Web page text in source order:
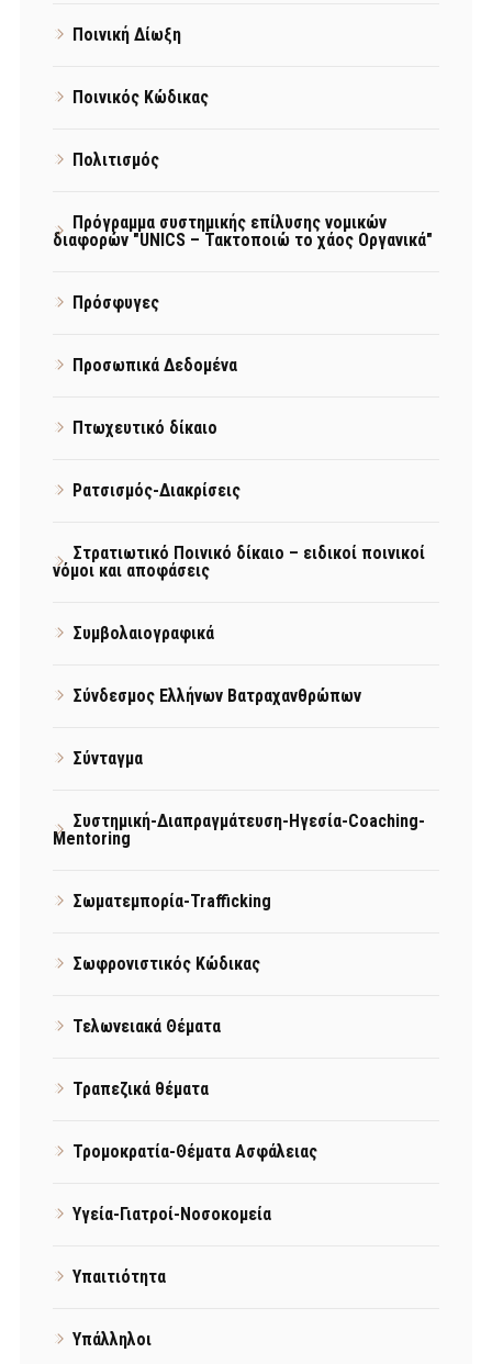
Ποινική Δίωξη
Ποινικός Κώδικας
Πολιτισμός
Πρόγραμμα συστημικής επίλυσης νομικών
διαφορών "UNICS – Τακτοποιώ το χάος Οργανικά"
Πρόσφυγες
Προσωπικά Δεδομένα
Πτωχευτικό δίκαιο
Ρατσισμός-Διακρίσεις
Στρατιωτικό Ποινικό δίκαιο – ειδικοί ποινικοί
νόμοι και αποφάσεις
Συμβολαιογραφικά
Σύνδεσμος Ελλήνων Βατραχανθρώπων
Σύνταγμα
Συστημική-Διαπραγμάτευση-Ηγεσία-Coaching-
Mentoring
Σωματεμπορία-Trafficking
Σωφρονιστικός Κώδικας
Τελωνειακά Θέματα
Τραπεζικά θέματα
Τρομοκρατία-Θέματα Ασφάλειας
Υγεία-Γιατροί-Νοσοκομεία
Υπαιτιότητα
Υπάλληλοι